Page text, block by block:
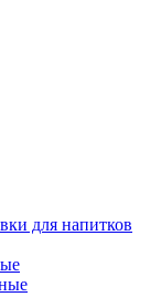
для напитков